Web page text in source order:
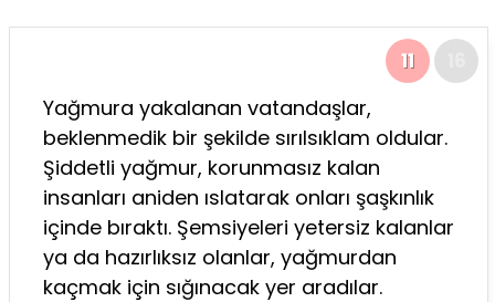
11
Yağmura yakalanan vatandaşlar,
beklenmedik bir şekilde sırılsıklam oldular.
Şiddetli yağmur, korunmasız kalan
insanları aniden ıslatarak onları şaşkınlık
içinde bıraktı. Şemsiyeleri yetersiz kalanlar
ya da hazırlıksız olanlar, yağmurdan
kaçmak için sığınacak yer aradılar.